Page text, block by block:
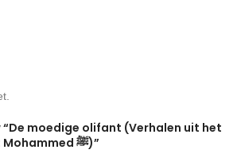
moedige olifant (Verhalen uit het
leven van de profeet Mohammed ﷺ)”